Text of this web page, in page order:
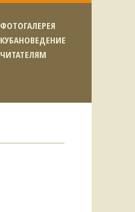
ФОТОГАЛЕРЕЯ
КУБАНОВЕДЕНИЕ
ЧИТАТЕЛЯМ